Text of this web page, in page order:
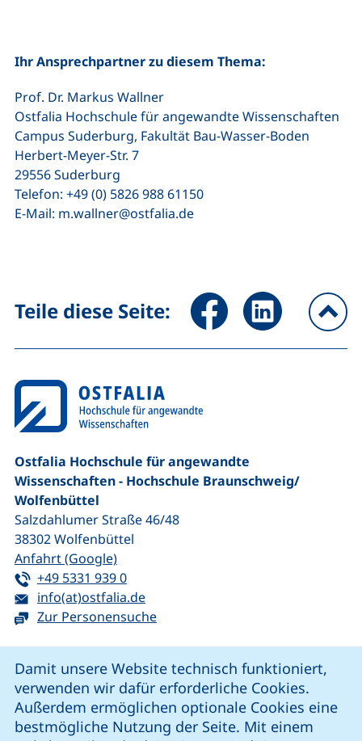
Damit unsere Website technisch funktioniert,
verwenden wir dafür erforderliche Cookies.
Außerdem ermöglichen optionale Cookies eine
bestmögliche Nutzung der Seite. Mit einem
Ihr Ansprechpartner zu diesem Thema:
Prof. Dr. Markus Wallner
Ostfalia Hochschule für angewandte Wissenschaften
Campus Suderburg, Fakultät Bau-Wasser-Boden
Herbert-Meyer-Str. 7
29556 Suderburg
Telefon: +49 (0) 5826 988 61150
E-Mail: m.wallner@ostfalia.de
Teile diese Seite: Seite über Facebook teilen
Seite über
Ostfalia Hochschule für angewandte
Wissenschaften - Hochschule Braunschweig/​
Wolfenbüttel
Salzdahlumer Straße 46/48
38302Wolfenbüttel
Anfahrt (Google)(externer Link, öffnet neues Fenster)
Tel:
+49 5331 939 0(startet einen Telefonanruf, wenn Ihr
E-Mail:
info(at)ostfalia.de(öffnet Ihr E-Mail-Programm)
Zur Personensuche
unsere Facebook-Seite (externer Link, öffnet neues
unsere LinkedIn-Seite (externer Link, öffnet
unsere Instagram-Seite (externer Link,
unsere YouTube-Seite (externer